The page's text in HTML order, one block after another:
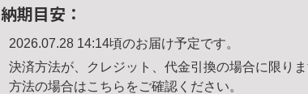
納期目安：
2026.07.28 14:14頃のお届け予定です。
決済方法が、クレジット、代金引換の場合に限り
方法の場合はこちら をご確認ください。